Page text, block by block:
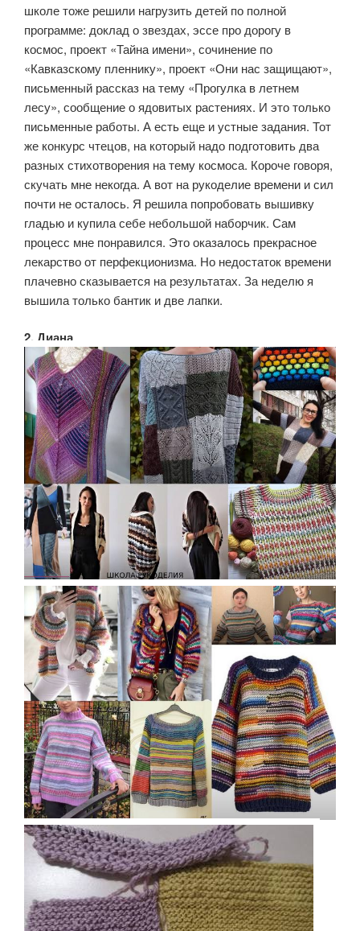
школе тоже решили нагрузить детей по полной
программе: доклад о звездах, эссе про дорогу в
космос, проект «Тайна имени», сочинение по
«Кавказскому пленнику», проект «Они нас защищают»,
письменный рассказ на тему «Прогулка в летнем
лесу», сообщение о ядовитых растениях. И это только
письменные работы. А есть еще и устные задания. Тот
же конкурс чтецов, на который надо подготовить два
разных стихотворения на тему космоса. Короче говоря,
скучать мне некогда. А вот на рукоделие времени и сил
почти не осталось. Я решила попробовать вышивку
гладью и купила себе небольшой наборчик. Сам
процесс мне понравился. Это оказалось прекрасное
лекарство от перфекционизма. Но недостаток времени
плачевно сказывается на результатах. За неделю я
вышила только бантик и две лапки.
2. Диана